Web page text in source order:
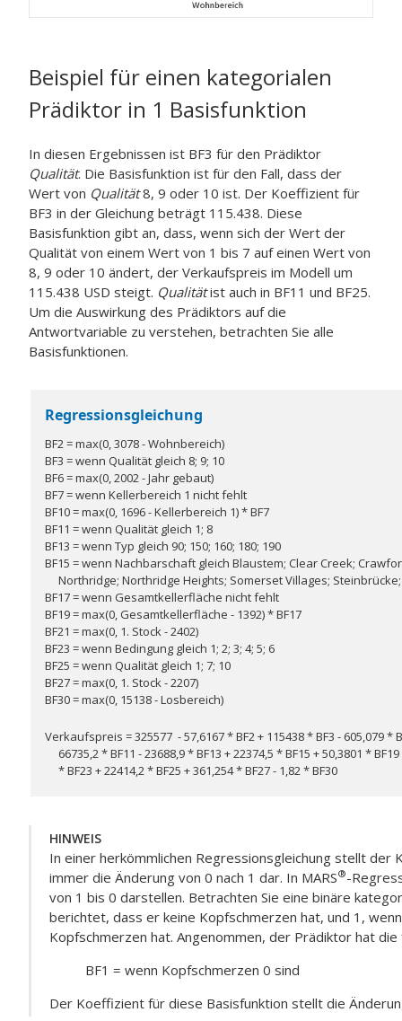
Beispiel für einen kategorialen
Prädiktor in 1 Basisfunktion
In diesen Ergebnissen ist BF3 für den Prädiktor
Qualität. Die Basisfunktion ist für den Fall, dass der
Wert von Qualität8, 9 oder 10 ist. Der Koeffizient für
BF3 in der Gleichung beträgt 115.438. Diese
Basisfunktion gibt an, dass, wenn sich der Wert der
Qualität von einem Wert von 1 bis 7 auf einen Wert von
8, 9 oder 10 ändert, der Verkaufspreis im Modell um
115.438 USD steigt. Qualitätist auch in BF11 und BF25.
Um die Auswirkung des Prädiktors auf die
Antwortvariable zu verstehen, betrachten Sie alle
Basisfunktionen.
Regressionsgleichung
BF2 = max(0, 3078 - Wohnbereich)
BF3 = wenn Qualität gleich 8; 9; 10
BF6 = max(0, 2002 - Jahr gebaut)
BF7 = wenn Kellerbereich 1 nicht fehlt
BF10 = max(0, 1696 - Kellerbereich 1) * BF7
BF11 = wenn Qualität gleich 1; 8
BF13 = wenn Typ gleich 90; 150; 160; 180; 190
BF15 = wenn Nachbarschaft gleich Blaustem; Clear Creek;
Northridge; Northridge Heights; Somerset Villages;
BF17 = wenn Gesamtkellerfläche nicht fehlt
BF19 = max(0, Gesamtkellerfläche - 1392) * BF17
BF21 = max(0, 1. Stock - 2402)
BF23 = wenn Bedingung gleich 1; 2; 3; 4; 5; 6
BF25 = wenn Qualität gleich 1; 7; 10
BF27 = max(0, 1. Stock - 2207)
BF30 = max(0, 15138 - Losbereich)
Verkaufspreis = 325577 - 57,6167 * BF2 + 115438 * BF3 - 605,079 *
66735,2 * BF11 - 23688,9 * BF13 + 22374,5 * BF15 + 50,3801 *
* BF23 + 22414,2 * BF25 + 361,254 * BF27 - 1,82 * BF30
HINWEIS
In einer herkömmlichen Regressionsgleichung stellt der
immer die Änderung von 0 nach 1 dar. In MARS®-
von 1 bis 0 darstellen. Betrachten Sie eine binäre
berichtet, dass er keine Kopfschmerzen hat, und 1,
Kopfschmerzen hat. Angenommen, der Prädiktor hat
BF1 = wenn Kopfschmerzen 0 sind
Der Koeffizient für diese Basisfunktion stellt die